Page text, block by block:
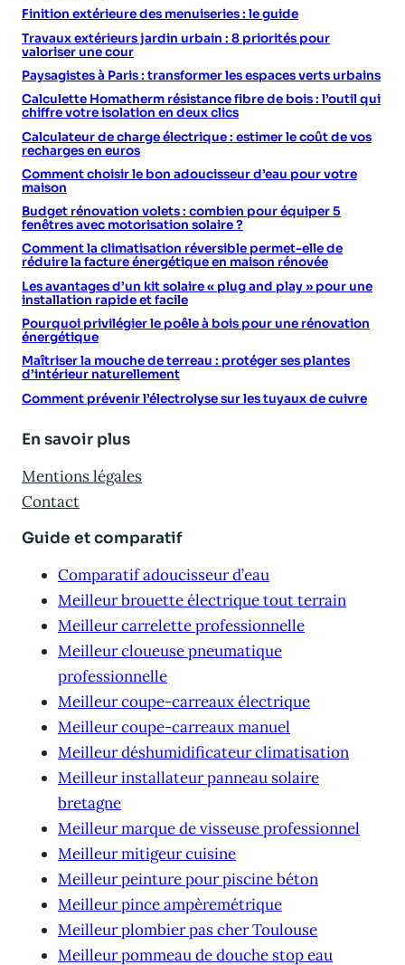
Finition extérieure des menuiseries : le guide
Travaux extérieurs jardin urbain : 8 priorités pour
valoriser une cour
Paysagistes à Paris : transformer les espaces verts urbains
Calculette Homatherm résistance fibre de bois : l’outil qui
chiffre votre isolation en deux clics
Calculateur de charge électrique : estimer le coût de vos
recharges en euros
Comment choisir le bon adoucisseur d’eau pour votre
maison
Budget rénovation volets : combien pour équiper 5
fenêtres avec motorisation solaire ?
Comment la climatisation réversible permet-elle de
réduire la facture énergétique en maison rénovée
Les avantages d’un kit solaire « plug and play » pour une
installation rapide et facile
Pourquoi privilégier le poêle à bois pour une rénovation
énergétique
Maîtriser la mouche de terreau : protéger ses plantes
d’intérieur naturellement
Comment prévenir l’électrolyse sur les tuyaux de cuivre
En savoir plus
Mentions légales
Contact
Guide et comparatif
Comparatif adoucisseur d’eau
Meilleur brouette électrique tout terrain
Meilleur carrelette professionnelle
Meilleur cloueuse pneumatique
professionnelle
Meilleur coupe-carreaux électrique
Meilleur coupe-carreaux manuel
Meilleur déshumidificateur climatisation
Meilleur installateur panneau solaire
bretagne
Meilleur marque de visseuse professionnel
Meilleur mitigeur cuisine
Meilleur peinture pour piscine béton
Meilleur pince ampèremétrique
Meilleur plombier pas cher Toulouse
Meilleur pommeau de douche stop eau